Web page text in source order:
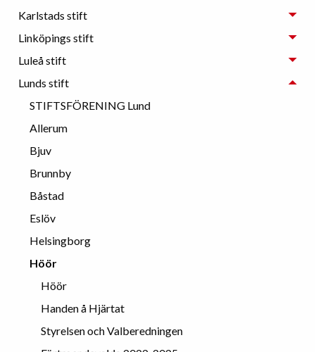
Karlstads stift
Linköpings stift
Luleå stift
Lunds stift
STIFTSFÖRENING Lund
Allerum
Bjuv
Brunnby
Båstad
Eslöv
Helsingborg
Höör
Höör
Handen å Hjärtat
Styrelsen och Valberedningen